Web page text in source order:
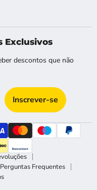
Exclusivos
descontos que não
Inscrever-se
Perguntas Frequentes